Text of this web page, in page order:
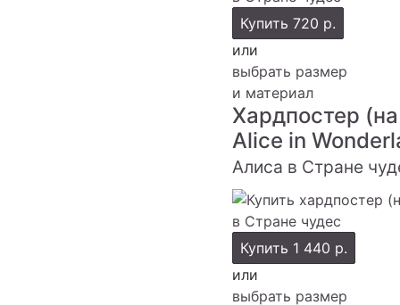
Купить 720 р.
или
выбрать размер
и материал
Хардпостер
Alice in
Алиса в Стране
Купить 1 440 р.
или
выбрать размер